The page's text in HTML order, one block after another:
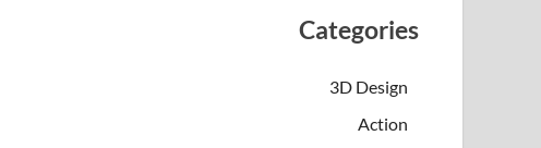
Categories
3D Design
Action